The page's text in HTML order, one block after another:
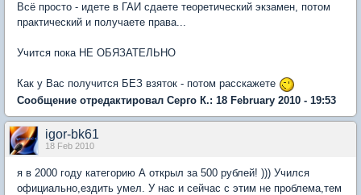
Всё просто - идете в ГАИ сдаете теоретический экзамен, потом
практический и получаете права...
Учится пока НЕ ОБЯЗАТЕЛЬНО
Как у Вас получится БЕЗ взяток - потом расскажете
Сообщение отредактировал Серго К.: 18 February 2010 - 19:53
igor-bk61
18 Feb 2010
я в 2000 году категорию А открыл за 500 рублей! ))) Учился
официально,ездить умел. У нас и сейчас с этим не проблема,тем